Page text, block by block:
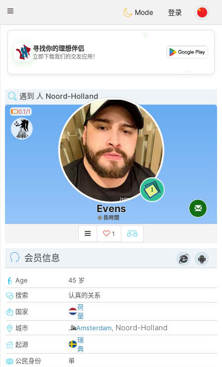
Taimerais
Toggle
Mode 登录
💖
💕
寻找你的理想伴侣
立即下载我们的交友应用！
遇到 人 Noord-Holland
0.1/1
1
Evens
長時間
1
会员信息
Age
45 岁
搜索
认真的关系
国家
荷
蘭
城市
Amsterdam, Noord-Holland
起源
瑞
典
公民身份
单